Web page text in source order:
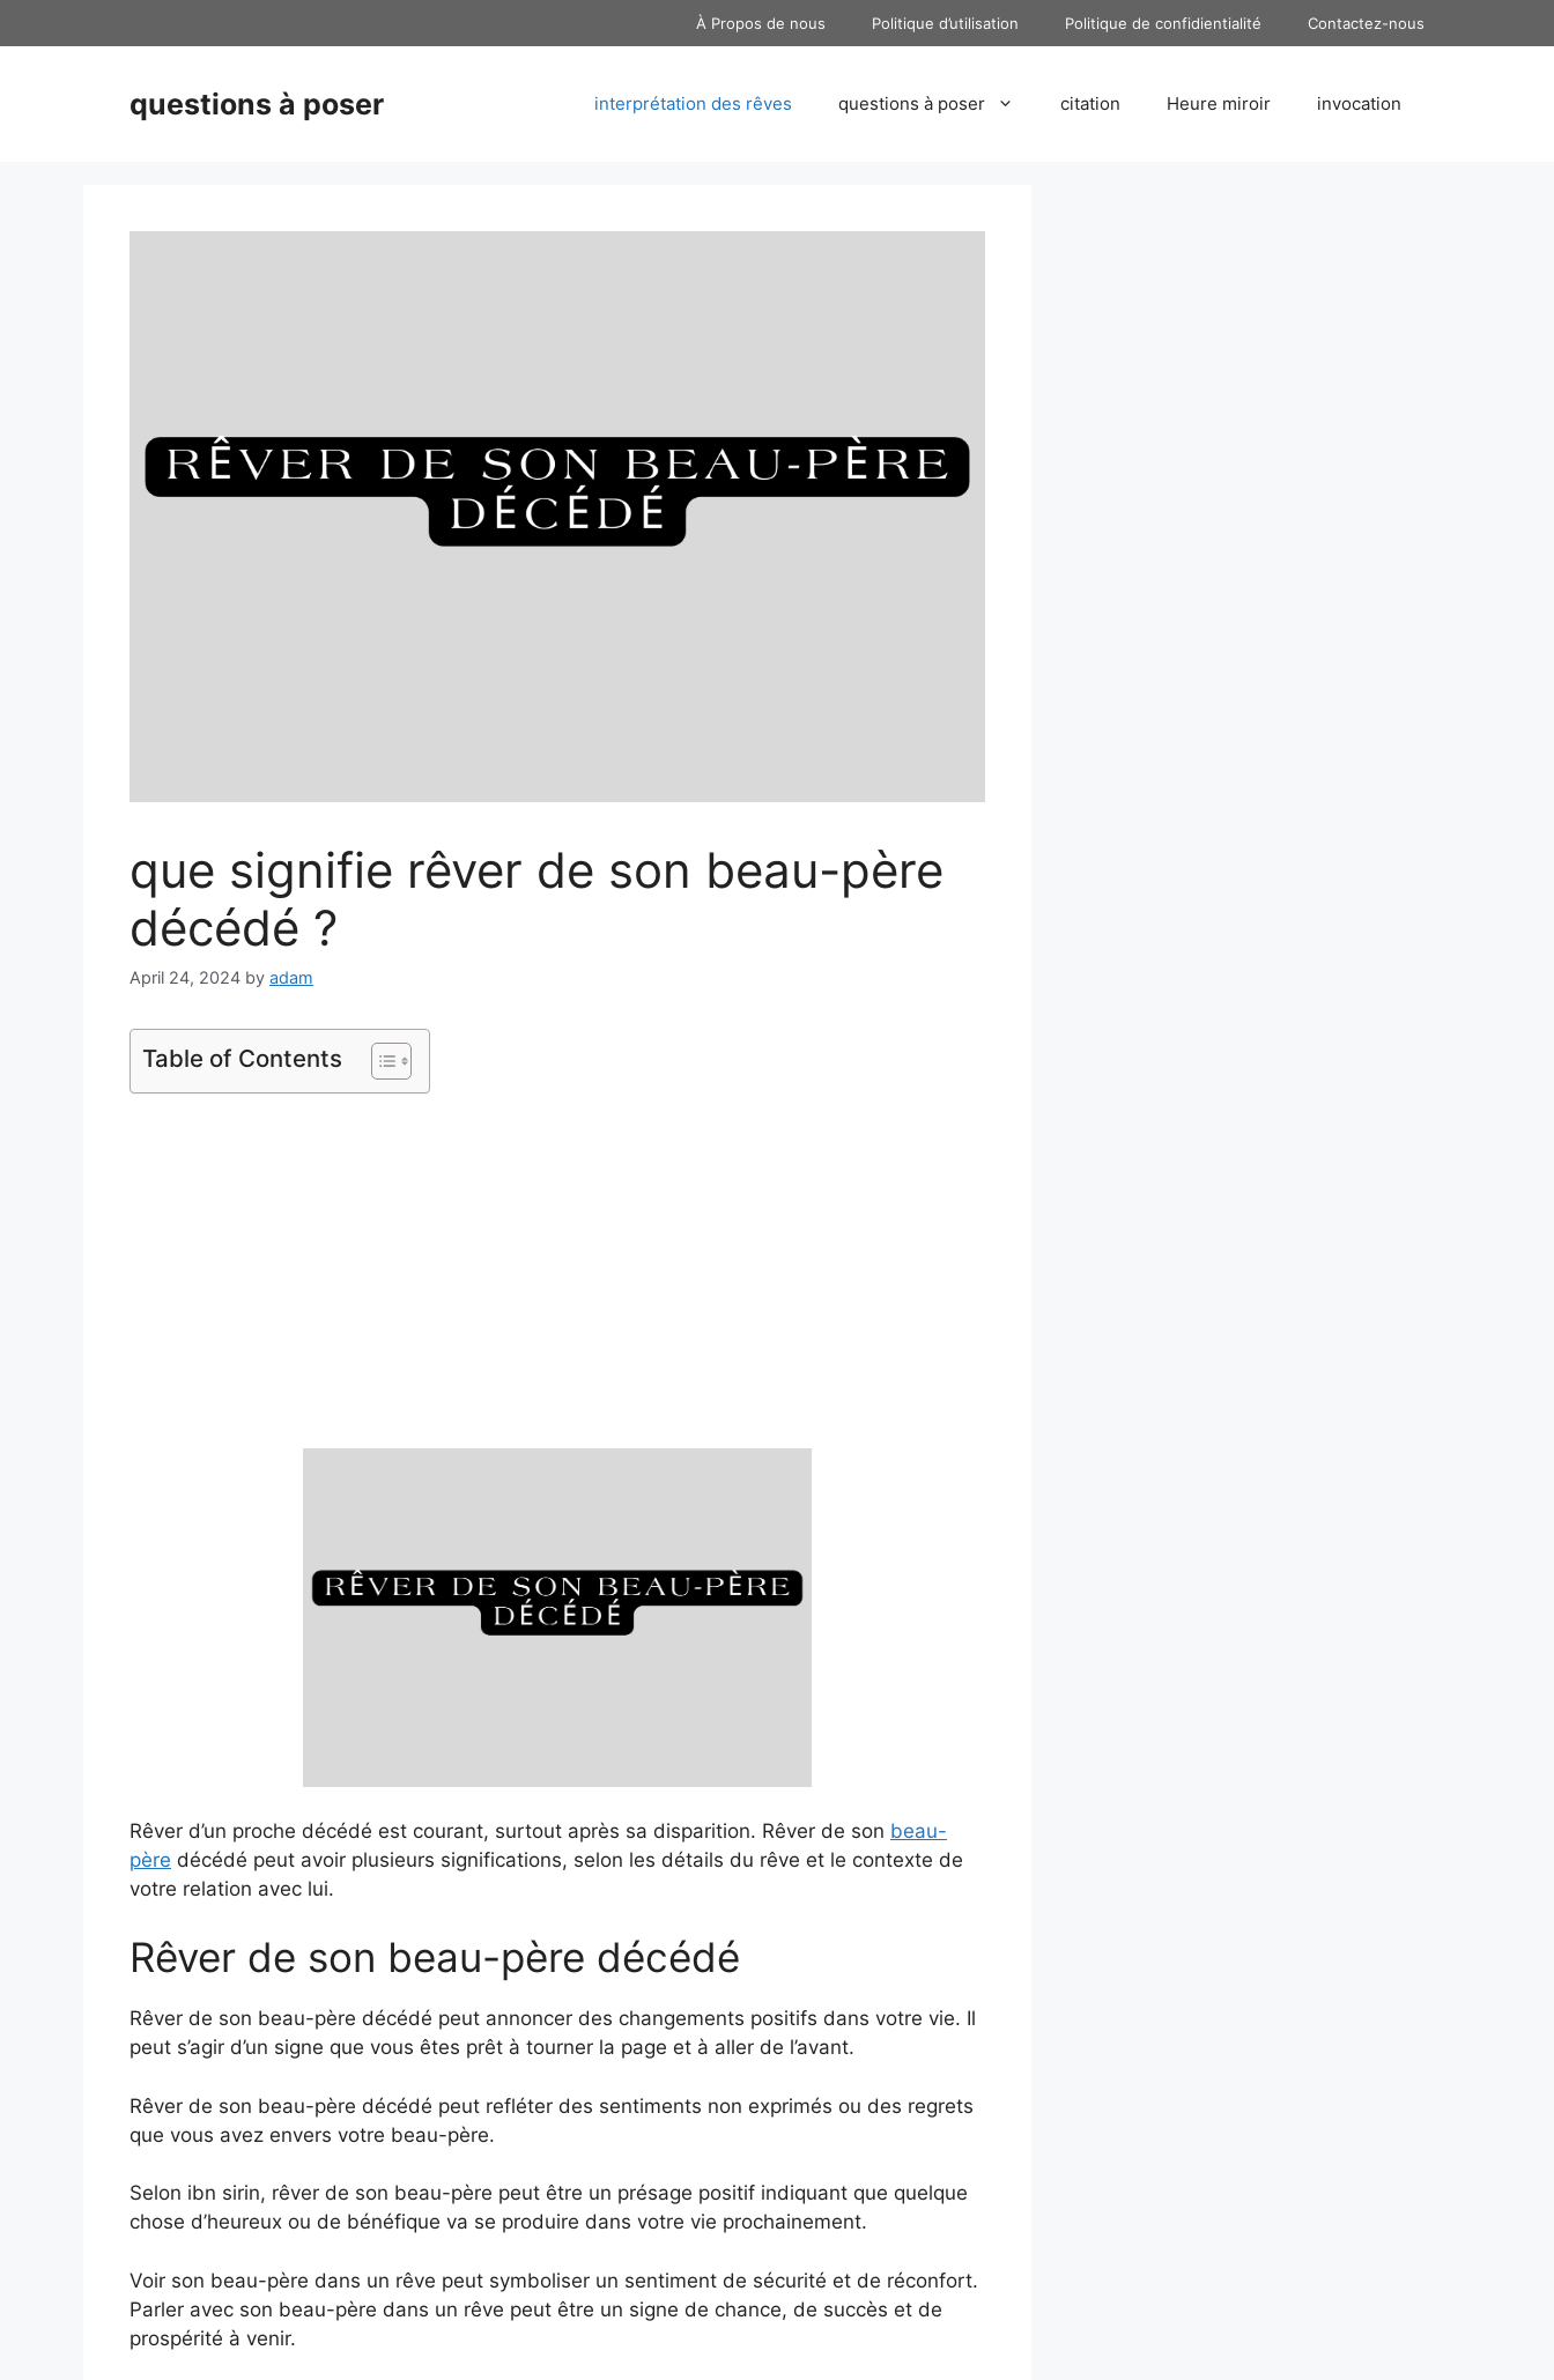
to
À Propos de nous Politique d’utilisation Politique de confidientialité Contactez-nous
questions à poser interprétation des rêves questions à poser citation Heure miroir invocation
que signifie rêver de son beau-père
décédé ?
April 24, 2024 by adam
Table of Contents
Rêver d’un proche décédé est courant, surtout après sa disparition. Rêver de son beau-
père décédé peut avoir plusieurs significations, selon les détails du rêve et le contexte de
votre relation avec lui.
Rêver de son beau-père décédé
Rêver de son beau-père décédé peut annoncer des changements positifs dans votre vie. Il
peut s’agir d’un signe que vous êtes prêt à tourner la page et à aller de l’avant.
Rêver de son beau-père décédé peut refléter des sentiments non exprimés ou des regrets
que vous avez envers votre beau-père.
Selon ibn sirin, rêver de son beau-père peut être un présage positif indiquant que quelque
chose d’heureux ou de bénéfique va se produire dans votre vie prochainement.
Voir son beau-père dans un rêve peut symboliser un sentiment de sécurité et de réconfort.
Parler avec son beau-père dans un rêve peut être un signe de chance, de succès et de
prospérité à venir.